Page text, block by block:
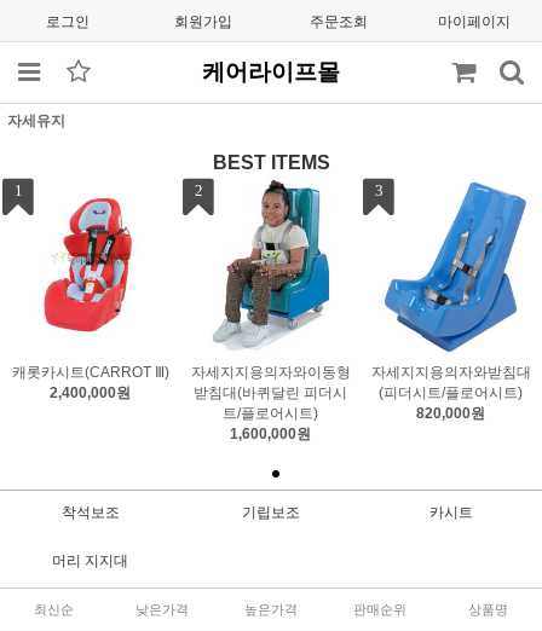
로그인 회원가입 주문조회 마이페이지
케어라이프몰
자세유지
BEST ITEMS
1
캐롯카시트(CARROT Ⅲ)
2,400,000원
2
자세지지용의자와이동형
받침대(바퀴달린 피더시
트/플로어시트)
1,600,000원
3
자세지지용의자와받침대
(피더시트/플로어시트)
820,000원
착석보조 기립보조 카시트
머리 지지대
최신순 낮은가격 높은가격 판매순위 상품명